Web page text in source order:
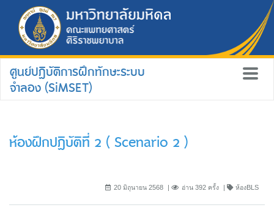
ศูนย์ปฏิบัติการฝึกทักษะระบบ
จำลอง (SiMSET)
ห้องฝึกปฏิบัติที่ 2 ( Scenario 2 )
20 มิถุนายน 2568 อ่าน 392 ครั้ง ห้องBLS